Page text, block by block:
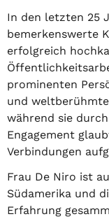
In den letzten 25
bemerkenswerte
erfolgreich
prominenten
und
während sie
Engagement
Verbindungen
Frau De Niro ist
Südamerika und
Erfahrung